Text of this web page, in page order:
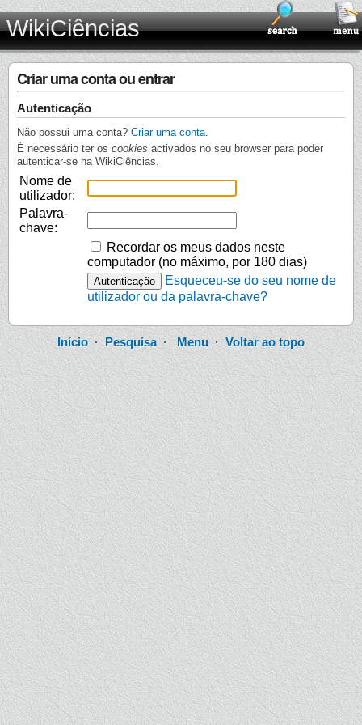
WikiCiências
Criar uma conta ou entrar
Autenticação
Não possui uma conta? Criar uma conta
É necessário ter os cookies activados no seu browser para poder
autenticar-se na WikiCiências.
Nome de
utilizador:
Palavra-
chave:
Recordar os meus dados neste
computador (no máximo, por 180 dias)
Esqueceu-se do seu nome de
utilizador ou da palavra-chave?
Início· Pesquisa·Menu ·Voltar ao topo